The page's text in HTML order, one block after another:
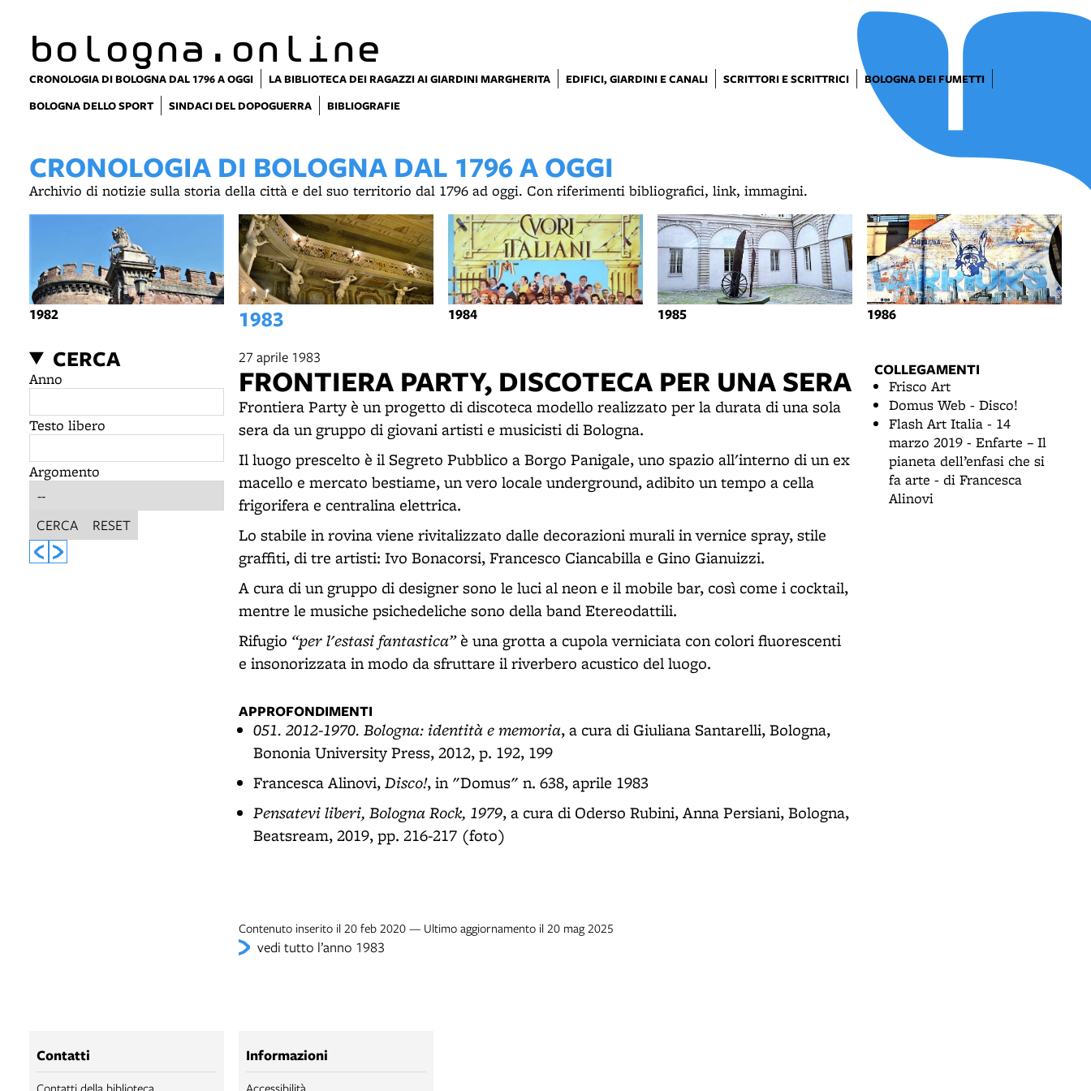
bologna.online
CRONOLOGIA DI BOLOGNA DAL 1796 A OGGI LA BIBLIOTECA DEI RAGAZZI AI GIARDINI MARGHERITA EDIFICI, GIARDINI E CANALI SCRITTORI E SCRITTRICI
BOLOGNA DEI FUMETTI
BOLOGNA DELLO SPORT
SINDACI DEL DOPOGUERRA BIBLIOGRAFIE
CRONOLOGIA DI BOLOGNA DAL 1796 A OGGI
Archivio di notizie sulla storia della città e del suo territorio dal 1796 ad oggi. Con riferimenti bibliografici, link, immagini.
1982 1983 1984 1985 1986
CERCA
Anno
Testo libero
Argomento
CERCA RESET
27 aprile 1983
FRONTIERA PARTY, DISCOTECA PER UNA SERA
Frontiera Party è un progetto di discoteca modello realizzato per la durata di una sola
sera da un gruppo di giovani artisti e musicisti di Bologna.
Il luogo prescelto è il Segreto Pubblico a Borgo Panigale, uno spazio all'interno di un ex
macello e mercato bestiame, un vero locale underground, adibito un tempo a cella
frigorifera e centralina elettrica.
Lo stabile in rovina viene rivitalizzato dalle decorazioni murali in vernice spray, stile
graffiti, di tre artisti: Ivo Bonacorsi, Francesco Ciancabilla e Gino Gianuizzi.
A cura di un gruppo di designer sono le luci al neon e il mobile bar, così come i cocktail,
mentre le musiche psichedeliche sono della band Etereodattili.
Rifugio “per l'estasi fantastica”è una grotta a cupola verniciata con colori fluorescenti
e insonorizzata in modo da sfruttare il riverbero acustico del luogo.
APPROFONDIMENTI
051. 2012-1970. Bologna: identità e memoria, a cura di Giuliana Santarelli, Bologna,
Bononia University Press, 2012, p. 192, 199
Francesca Alinovi,Disco!, in "Domus" n. 638, aprile 1983
Pensatevi liberi, Bologna Rock, 1979, a cura di Oderso Rubini, Anna Persiani, Bologna,
Beatsream, 2019, pp. 216-217 (foto)
Contenuto inserito il 20 feb 2020 — Ultimo aggiornamento il 20 mag 2025
vedi tutto l’anno 1983
COLLEGAMENTI
Frisco Art
Domus Web - Disco!
Flash Art Italia - 14
marzo 2019 - Enfarte – Il
pianeta dell’enfasi che si
fa arte - di Francesca
Alinovi
Contatti
Contatti della biblioteca
Informazioni
Accessibilità